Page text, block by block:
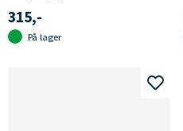
315,-
På lager